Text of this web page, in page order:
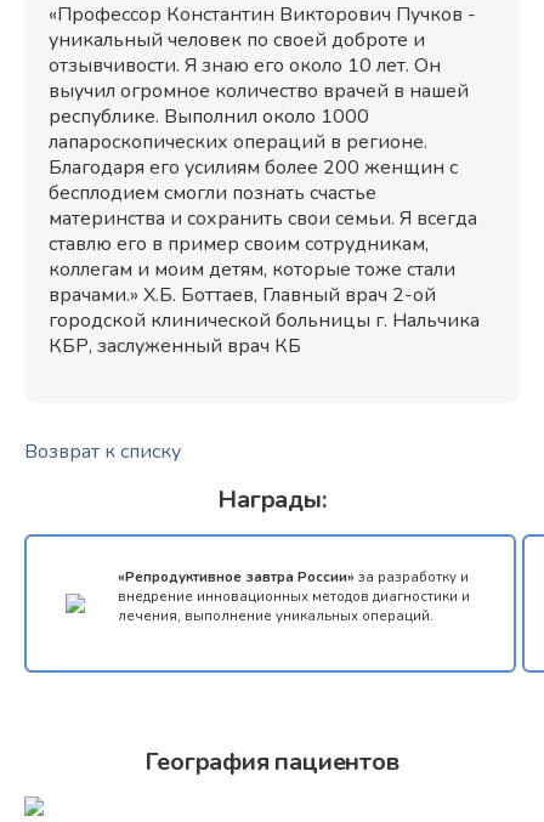
Награды:
«Репродуктивное завтра России» за разработку и
внедрение инновационных методов диагностики и
лечения, выполнение уникальных операций.
География пациентов
«Профессор Константин Викторович Пучков -
уникальный человек по своей доброте и
отзывчивости. Я знаю его около 10 лет. Он
выучил огромное количество врачей в нашей
республике. Выполнил около 1000
лапароскопических операций в регионе.
Благодаря его усилиям более 200 женщин с
бесплодием смогли познать счастье
материнства и сохранить свои семьи. Я всегда
ставлю его в пример своим сотрудникам,
коллегам и моим детям, которые тоже стали
врачами.» Х.Б. Боттаев, Главный врач 2-ой
городской клинической больницы г. Нальчика
КБР, заслуженный врач КБ
Возврат к списку